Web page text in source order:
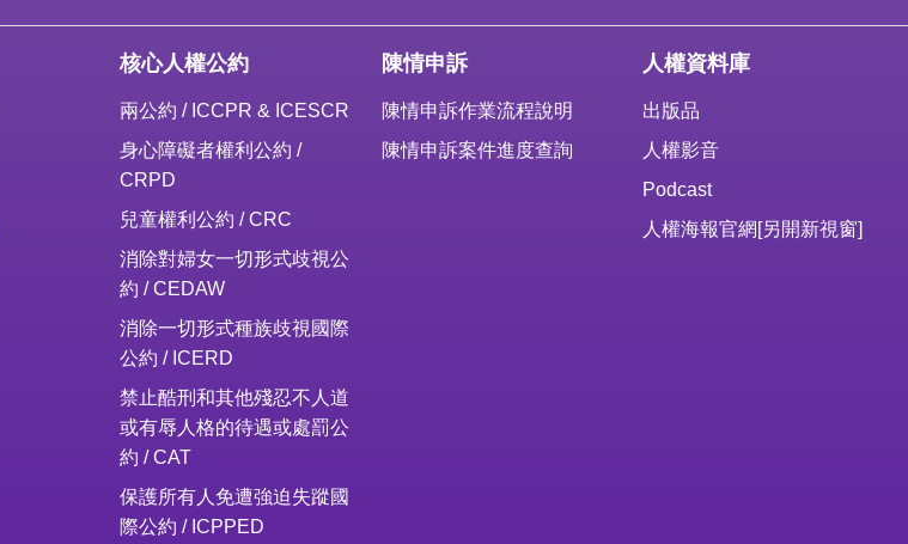
核心人權公約
兩公約 / ICCPR & ICESCR
身心障礙者權利公約 /
CRPD
兒童權利公約 / CRC
消除對婦女一切形式歧視公
約 / CEDAW
消除一切形式種族歧視國際
公約 / ICERD
禁止酷刑和其他殘忍不人道
或有辱人格的待遇或處罰公
約 / CAT
保護所有人免遭強迫失蹤國
際公約 / ICPPED
陳情申訴
陳情申訴作業流程說明
陳情申訴案件進度查詢
人權資料庫
出版品
人權影音
Podcast
人權海報官網[另開新視窗]